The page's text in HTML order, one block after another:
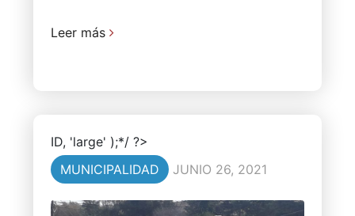
Leer más
ID, 'large' );*/ ?>
MUNICIPALIDAD
JUNIO 26, 2021